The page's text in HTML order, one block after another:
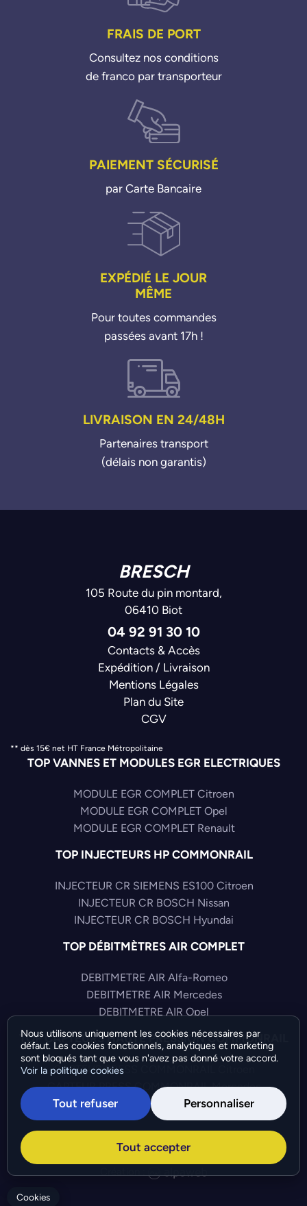
9812404180
PSA GROUPE
00001618KC
9626040080
9812404180
FRAIS DE PORT
Consultez nos conditions
de franco par transporteur
PAIEMENT SÉCURISÉ
par Carte Bancaire
EXPÉDIÉ LE JOUR
MÊME
Pour toutes commandes
passées avant 17h !
LIVRAISON EN 24/48H
Partenaires transport
(délais non garantis)
BRESCH
105 Route du pin montard,
06410 Biot
04 92 91 30 10
Contacts & Accès
Expédition / Livraison
Mentions Légales
Plan du Site
CGV
** dès 15€ net HT France Métropolitaine
TOP VANNES ET MODULES EGR ELECTRIQUES
MODULE EGR COMPLET Citroen
MODULE EGR COMPLET Opel
MODULE EGR COMPLET Renault
TOP INJECTEURS HP COMMONRAIL
INJECTEUR CR SIEMENS ES100 Citroen
INJECTEUR CR BOSCH Nissan
INJECTEUR CR BOSCH Hyundai
TOP DÉBITMÈTRES AIR COMPLET
DEBITMETRE AIR Alfa-Romeo
DEBITMETRE AIR Mercedes
DEBITMETRE AIR Opel
TOP CAPTEURS HAUTE PRESSION COMMONRAIL
CAPTEUR PRESS COMMONRAIL Citroen
CAPTEUR PRESS COMMONRAIL Mercedes
CAPTEUR PRESS COMMONRAIL Fiat
©Bresch SAS - Copyright 2026 - Tous droits réservés -
Préférences de cookies-Gérer mes cookies
Cookies
Nous utilisons uniquement les cookies nécessaires par
défaut. Les cookies fonctionnels, analytiques et marketing
sont bloqués tant que vous n'avez pas donné votre accord.
Voir la politique cookies
Tout refuser Personnaliser
Tout accepter